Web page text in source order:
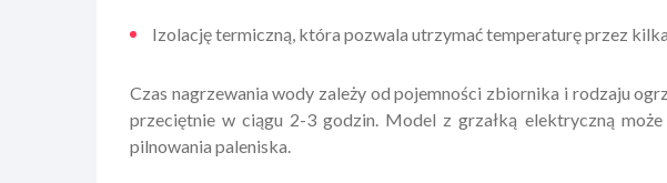
Izolację termiczną, która pozwala utrzymać temperaturę przez
Czas nagrzewania wody zależy od pojemności zbiornika i rodzaju
przeciętnie w ciągu 2-3 godzin. Model z grzałką elektryczną może
pilnowania paleniska.